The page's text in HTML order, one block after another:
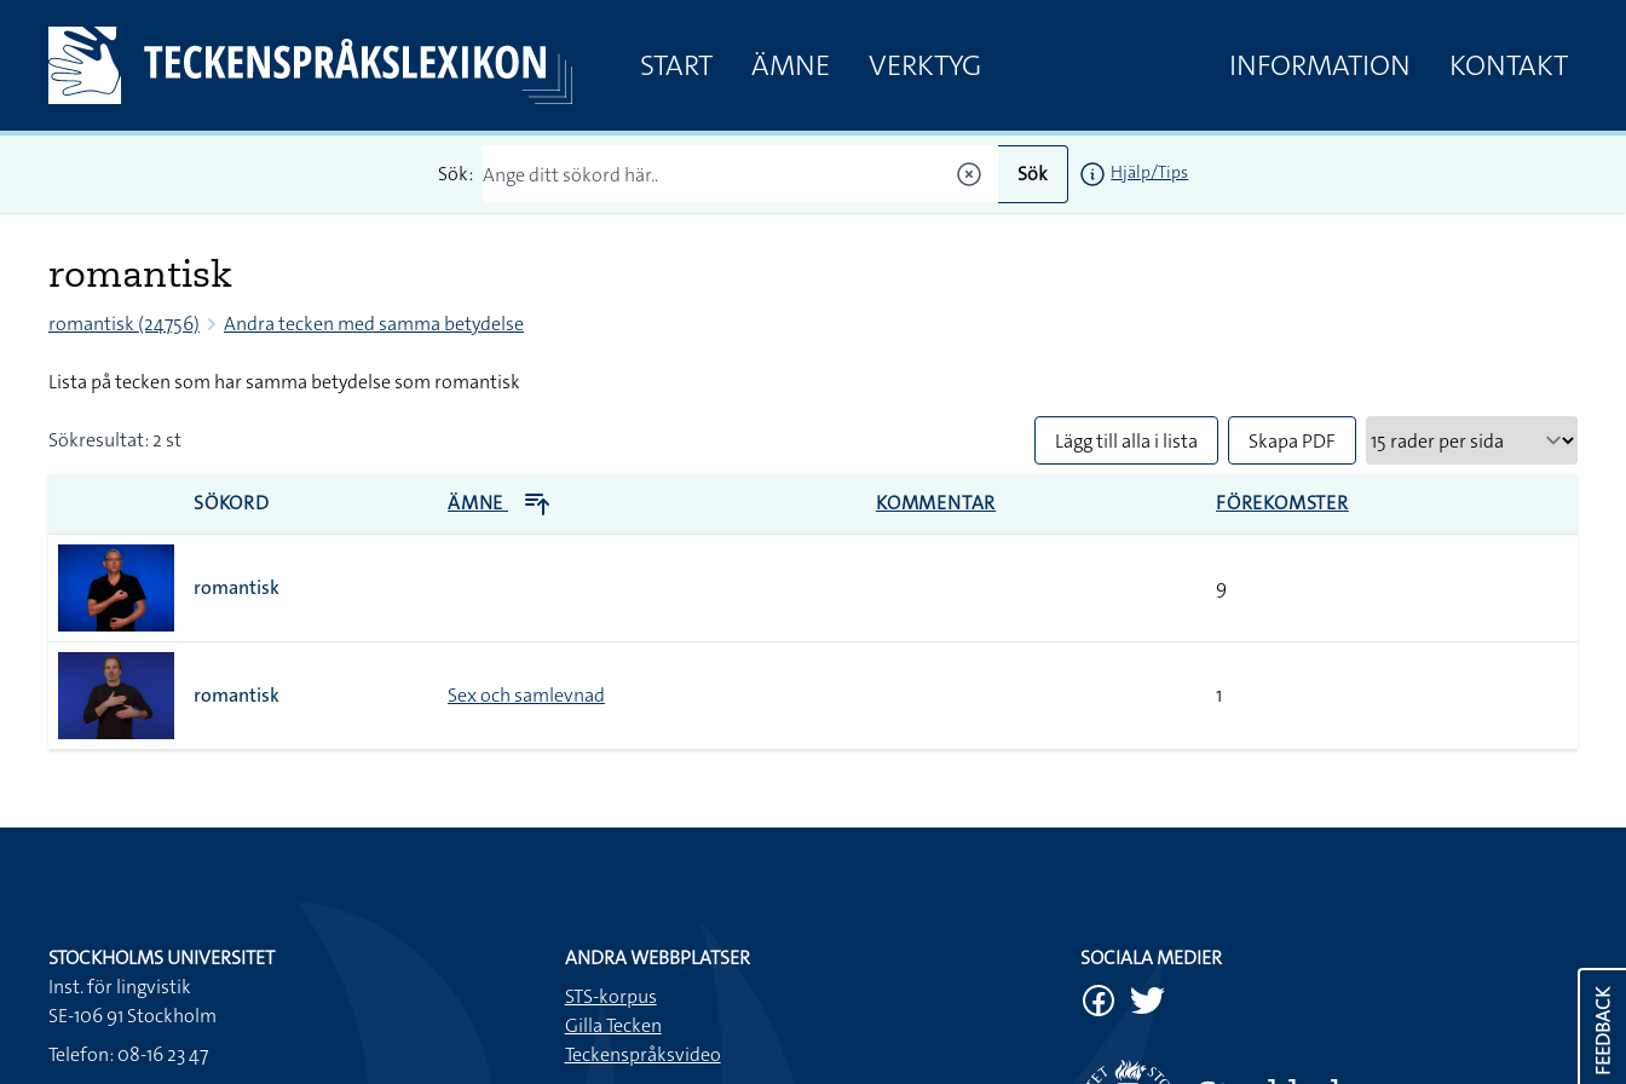
START ÄMNE VERKTYG INFORMATION KONTAKT
Sök: Sök Hjälp/Tips
romantisk
romantisk (24756) Andra tecken med samma betydelse
Lista på tecken som har samma betydelse som romantisk
Sökresultat: 2 st Lägg till alla i lista Skapa PDF
SÖKORD ÄMNE KOMMENTAR FÖREKOMSTER
romantisk 9
romantisk Sex och samlevnad 1
FEEDBACK
STOCKHOLMS UNIVERSITET
Inst. för lingvistik
SE-106 91 Stockholm
Telefon: 08-16 23 47
ANDRA WEBBPLATSER
STS-korpus
Gilla Tecken
Teckenspråksvideo
SOCIALA MEDIER